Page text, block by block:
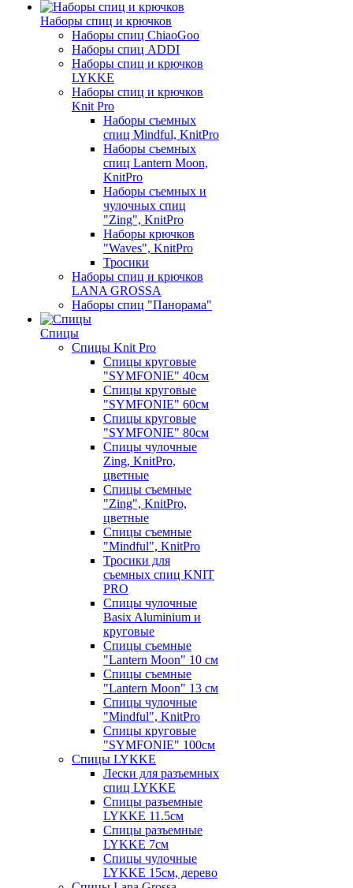
Наборы спиц и крючков
Наборы спиц ChiaoGoo
Наборы спиц ADDI
Наборы спиц и крючков
LYKKE
Наборы спиц и крючков
Knit Pro
Наборы съемных
спиц Mindful, KnitPro
Наборы съемных
спиц Lantern Moon,
KnitPro
Наборы съемных и
чулочных спиц
"Zing", KnitPro
Наборы крючков
"Waves", KnitPro
Тросики
Наборы спиц и крючков
LANA GROSSA
Наборы спиц "Панорама"
Спицы
Спицы Knit Pro
Спицы круговые
"SYMFONIE" 40см
Спицы круговые
"SYMFONIE" 60см
Спицы круговые
"SYMFONIE" 80см
Спицы чулочные
Zing, KnitPro,
цветные
Спицы съемные
"Zing", KnitPro,
цветные
Спицы съемные
"Mindful", KnitPro
Тросики для
съемных спиц KNIT
PRO
Спицы чулочные
Basix Aluminium и
круговые
Спицы съемные
"Lantern Moon" 10 см
Спицы съемные
"Lantern Moon" 13 см
Спицы чулочные
"Mindful", KnitPro
Спицы круговые
"SYMFONIE" 100см
Спицы LYKKE
Лески для разъемных
спиц LYKKE
Спицы разъемные
LYKKE 11.5см
Спицы разъемные
LYKKE 7см
Спицы чулочные
LYKKE 15см, дерево